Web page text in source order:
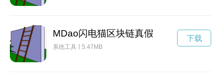
MDao闪电猫区块链真假
系统工具 5.47MB
下载